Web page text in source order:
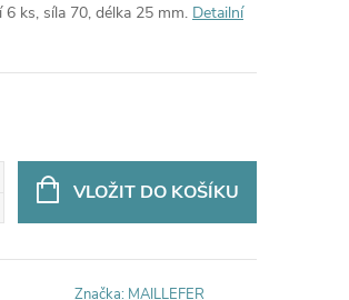
ks, síla 70, délka 25 mm. Detailní
VLOŽIT DO KOŠÍKU
Značka: MAILLEFER